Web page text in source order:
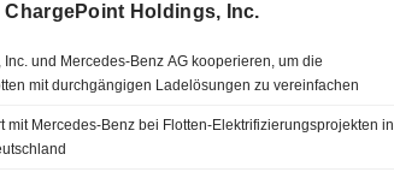
Holdings, Inc.
und Mercedes-Benz AG kooperieren, um die
mit durchgängigen Ladelösungen zu vereinfachen
mit Mercedes-Benz bei Flotten-Elektrifizierungsprojekten in